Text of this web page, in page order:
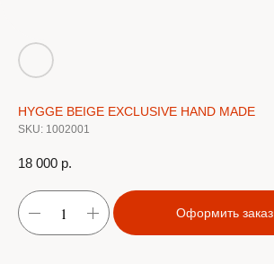
HYGGE BEIGE EXCLUSIVE HAND MADE
SKU: 1002001
18 000 р.
Оформить заказ